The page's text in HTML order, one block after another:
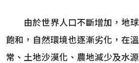
由於世界人口不斷增加，地球
飽和，自然環境也逐漸劣化，在
常、土地沙漠化、農地減少及水